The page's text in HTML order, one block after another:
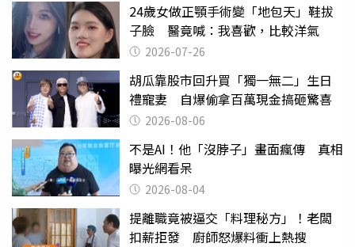
24歲女做正顎手術變「地包天」鞋拔
子臉 醫竟喊：我喜歡，比較洋氣
2026-07-26
胡瓜靠股市回升買「獨一無二」生日
禮寵妻 自爆偷拿百萬現金搞砸驚喜
2026-08-06
不是AI！他「沒脖子」畫面瘋傳 真相
曝光網看呆
2026-08-04
提離職竟被逼交「料理秘方」！老闆
扣薪拒發 廚師怒爆料衝上熱搜